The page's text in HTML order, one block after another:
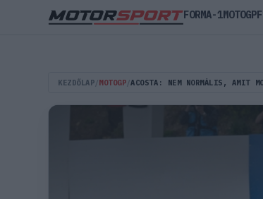
KEZDŐLAP MOTOGP /ACOSTA: NEM NORMÁLIS, AMIT
FORMA-1MOTOGP